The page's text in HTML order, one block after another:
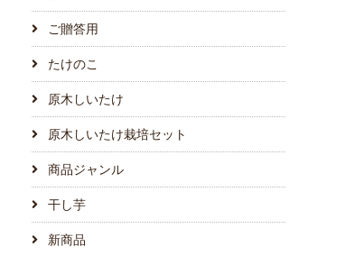
ご贈答用
たけのこ
原木しいたけ
原木しいたけ栽培セット
商品ジャンル
干し芋
新商品